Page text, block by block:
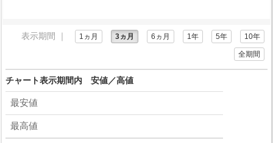
表示期間 ｜ 1ヵ月 3ヵ月 6ヵ月 1年 5年 10年
全期間
チャート表示期間内 安値／高値
最安値
最高値